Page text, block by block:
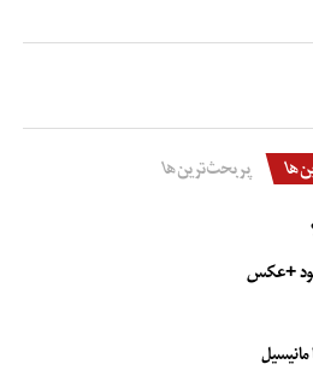
پربحث‌ترین‌ها
+عکس